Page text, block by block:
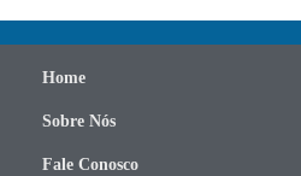
Home
Sobre Nós
Fale Conosco